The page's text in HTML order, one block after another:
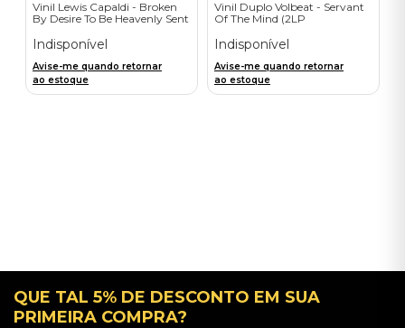
Vinil Lewis Capaldi - Broken
By Desire To Be Heavenly Sent
Indisponível
Avise-me quando retornar
ao estoque
Vinil Duplo Volbeat - Servant
Of The Mind (2LP
Importado
Indisponível
Avise-me quando retornar
ao estoque
QUE TAL 5% DE DESCONTO EM SUA
PRIMEIRA COMPRA?